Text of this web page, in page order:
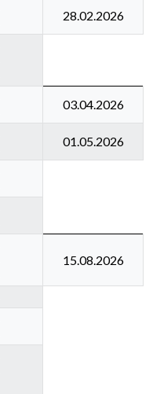
28.02.2026
03.04.2026
01.05.2026
15.08.2026